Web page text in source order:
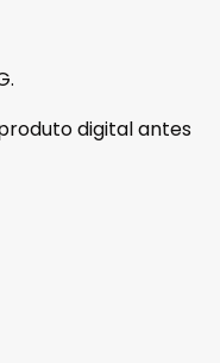
digital antes